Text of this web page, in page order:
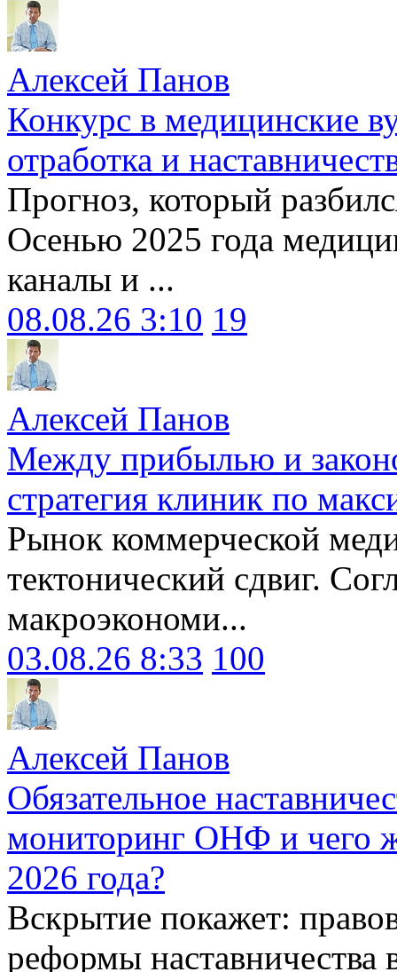
Алексей Панов
Конкурс в медицинские
отработка и
Прогноз, который
Осенью 2025 года
каналы и ...
08.08.26 3:10 19
Алексей Панов
Между прибылью и
стратегия клиник по
Рынок коммерческой
тектонический сдвиг.
макроэкономи...
03.08.26 8:33 100
Алексей Панов
Обязательное
мониторинг ОНФ и чего
2026 года?
Вскрытие покажет:
реформы наставничества